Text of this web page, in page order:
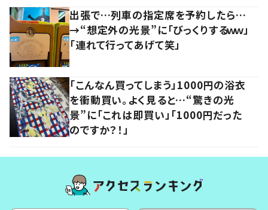
出張で…列車の指定席を予約したら…
→“想定外の光景”に「びっくりするｗｗ」
「連れて行ってあげて笑」
「こんなん買ってしまう」1000円の浴衣
を衝動買い。よく見ると…“驚きの光
景”に「これは即買い」「1000円だった
のですか？！」